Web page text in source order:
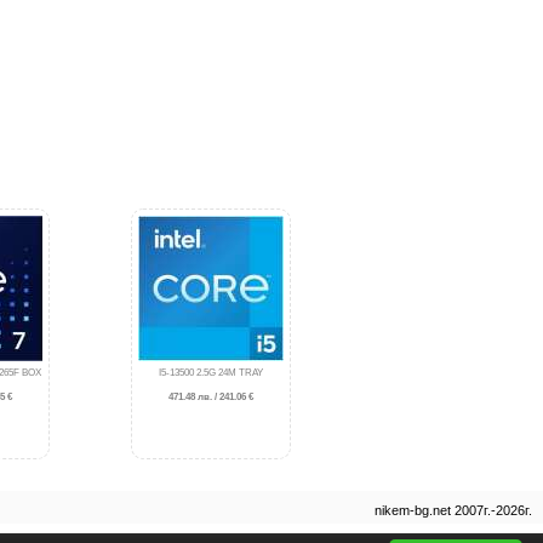
BOX
€
I5-13500 2.5G 24M TRAY
471.48 лв. / 241.06 €
nikem-bg.net 2007г.-2026г.